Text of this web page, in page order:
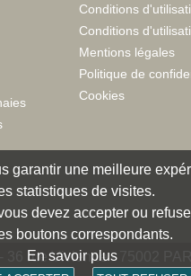
Conditions
Conditions
Mentions légales
Politique de
Cookies
36 rue Vivienne - 75002
garantir une meilleure
statistiques de visites.
devez accepter ou
boutons correspondants.
En savoir plus